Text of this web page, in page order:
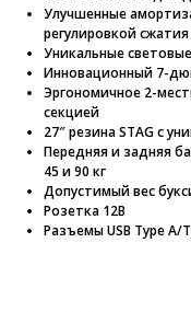
Улучшенные
регулировкой
Уникальные
Инновационный 7-
Эргономичное 2-
секцией
27″ резина STAG c
Передняя и задняя
45 и 90 кг
Допустимый вес
Розетка 12В
Разъемы USB Type A/